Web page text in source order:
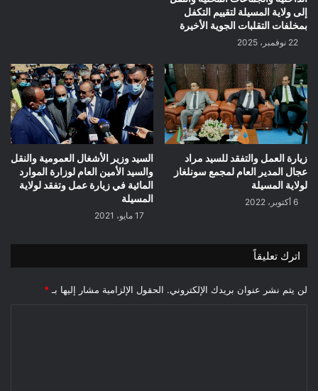
إلى ولاية المسيلة لتقييم التكفل
بمخلفات التقلبات الجوية الأخيرة
22 نوفمبر، 2025
زيارة العمل والتفقد للسيد مراد
عجال المدير العام لمجمع سونلغاز
لولاية المسيلة
6 أكتوبر، 2022
السيد وزير الأشغال العمومية والنقل
والسيد الأمين العام لوزارة الموارد
المائية في زيارة عمل وتفقد لولاية
المسيلة
17 مايو، 2021
اترك تعليقاً
لن يتم نشر عنوان بريدك الإلكتروني. الحقول الإلزامية مشار إليها بـ *